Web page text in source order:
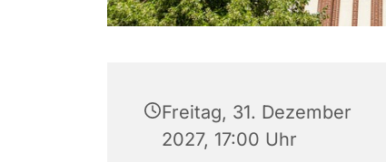
Freitag, 31. Dezember
2027, 17:00 Uhr